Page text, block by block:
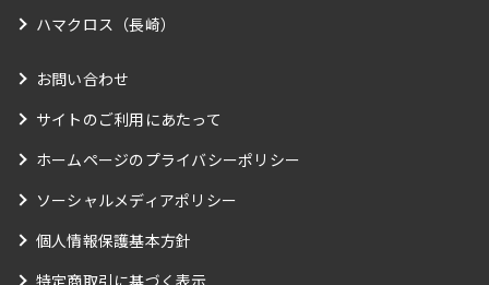
ハマクロス（長崎）
お問い合わせ
サイトのご利用にあたって
ホームページのプライバシーポリシー
ソーシャルメディアポリシー
個人情報保護基本方針
特定商取引に基づく表示